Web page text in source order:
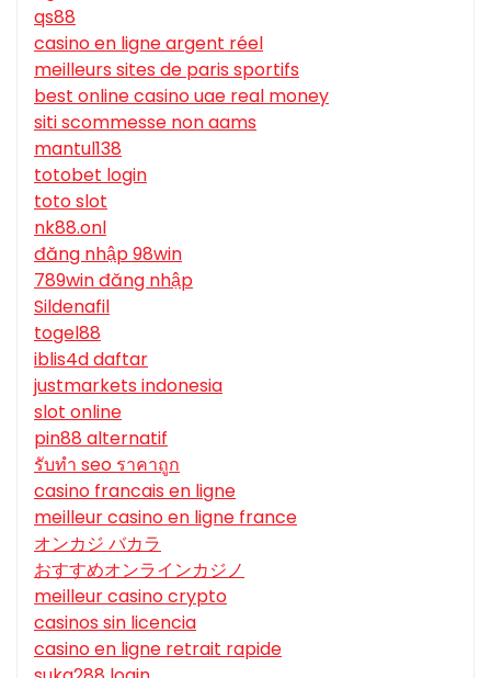
qs88
casino en ligne argent réel
meilleurs sites de paris sportifs
best online casino uae real money
siti scommesse non aams
mantul138
totobet login
toto slot
nk88.onl
đăng nhập 98win
789win đăng nhập
Sildenafil
togel88
iblis4d daftar
justmarkets indonesia
slot online
pin88 alternatif
รับทํา seo ราคาถูก
casino francais en ligne
meilleur casino en ligne france
オンカジ バカラ
おすすめオンラインカジノ
meilleur casino crypto
casinos sin licencia
casino en ligne retrait rapide